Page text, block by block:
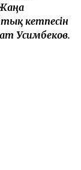
кетпесін
Усимбеков.